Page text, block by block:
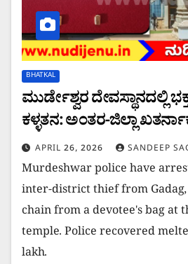
BHATKAL
ಮುರ್ಡೇಶ್ವರ ದೇವಸ್ಥಾನದಲ್ಲಿ
ಕಳ್ಳತನ: ಅಂತರ-ಜಿಲ್ಲಾ
APRIL 26, 2026 SANDEEP
Murdeshwar police have
inter-district thief from
chain from a devotee's bag at
temple. Police recovered
lakh.